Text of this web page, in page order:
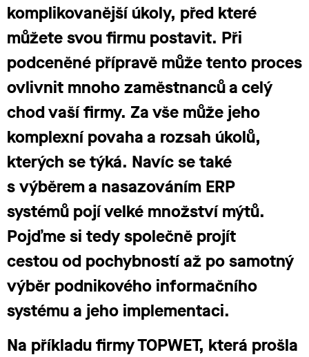
komplikovanější úkoly, před které
můžete svou firmu postavit. Při
podceněné přípravě může tento proces
ovlivnit mnoho zaměstnanců a celý
chod vaší firmy. Za vše může jeho
komplexní povaha a rozsah úkolů,
kterých se týká. Navíc se také
s výběrem a nasazováním ERP
systémů pojí velké množství mýtů.
Pojďme si tedy společně projít
cestouod pochybnostíaž po samotný
výběr podnikového informačního
systému a jeho implementaci.
Na příkladu firmy TOPWET, která prošla